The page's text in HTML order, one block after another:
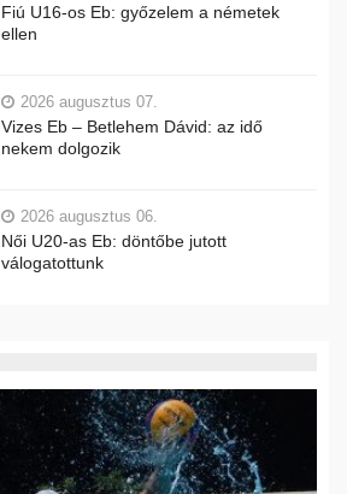
Fiú U16-os Eb: győzelem a németek
ellen
2026 augusztus 07.
Vizes Eb – Betlehem Dávid: az idő
nekem dolgozik
2026 augusztus 06.
Női U20-as Eb: döntőbe jutott
válogatottunk